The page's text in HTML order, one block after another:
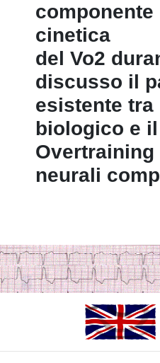
cinetica
del Vo2
discusso il
esistente
biologico e
neurali